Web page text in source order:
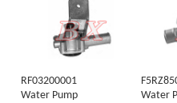
RF03200001
Water Pump
Water